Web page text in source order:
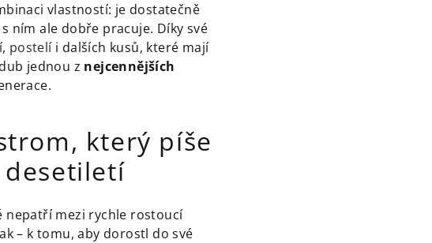
vlastností: je dostatečně
ním ale dobře pracuje. Díky své
, postelíi dalších kusů, které mají
jednou z nejcennějších
který píše
nepatří mezi rychle rostoucí
– k tomu, aby dorostl do své